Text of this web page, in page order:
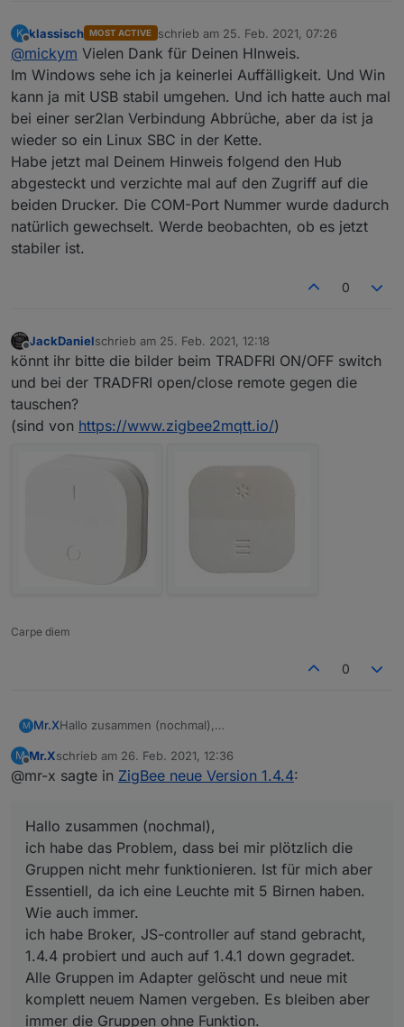
Könnte es sein, daß die Connection bei
Nichtgebrauch "abfault"? Dann könnte ich z.B. alle 2
Stunden prüfen, ob der Leuchtenstatus geändert
wurde und falls nicht, die Leuchte anpingen. Dann
wäre die Connection wieder "refresht".
K
Offline
klassisch MOST ACTIVE schrieb am 25. Feb. 2021, 07:26
zuletzt editiert von
@mickym Vielen Dank für Deinen HInweis.
Im Windows sehe ich ja keinerlei Auffälligkeit. Und Win
kann ja mit USB stabil umgehen. Und ich hatte auch mal
bei einer ser2lan Verbindung Abbrüche, aber da ist ja
wieder so ein Linux SBC in der Kette.
Habe jetzt mal Deinem Hinweis folgend den Hub
abgesteckt und verzichte mal auf den Zugriff auf die
beiden Drucker. Die COM-Port Nummer wurde dadurch
natürlich gewechselt. Werde beobachten, ob es jetzt
stabiler ist.
0
Offline
JackDanielschrieb am 25. Feb. 2021, 12:18
zuletzt editiert von
könnt ihr bitte die bilder beim TRADFRI ON/OFF switch
und bei der TRADFRI open/close remote gegen die
tauschen?
(sind von https://www.zigbee2mqtt.io/)
Carpe diem
0
M Mr.XHallo zusammen (nochmal),
nicht mehr funktionieren. Ist für mich aber Essentiell, da
ich eine Leuchte mit 5 Birnen haben. Wie auch immer.
im Adapter gelöscht und neue mit komplett neuem
Namen vergeben. Es bleiben aber immer die Gruppen
ohne Funktion.
Woran könnte das liegen?
M Mr.Xschrieb am 26. Feb. 2021, 12:36
zuletzt editiert von
@mr-x sagte in ZigBee neue Version 1.4.4:
Hallo zusammen (nochmal),
ich habe das Problem, dass bei mir plötzlich die
Gruppen nicht mehr funktionieren. Ist für mich aber
Essentiell, da ich eine Leuchte mit 5 Birnen haben.
Wie auch immer.
ich habe Broker, JS-controller auf stand gebracht,
1.4.4 probiert und auch auf 1.4.1 down gegradet.
Alle Gruppen im Adapter gelöscht und neue mit
komplett neuem Namen vergeben. Es bleiben aber
immer die Gruppen ohne Funktion.